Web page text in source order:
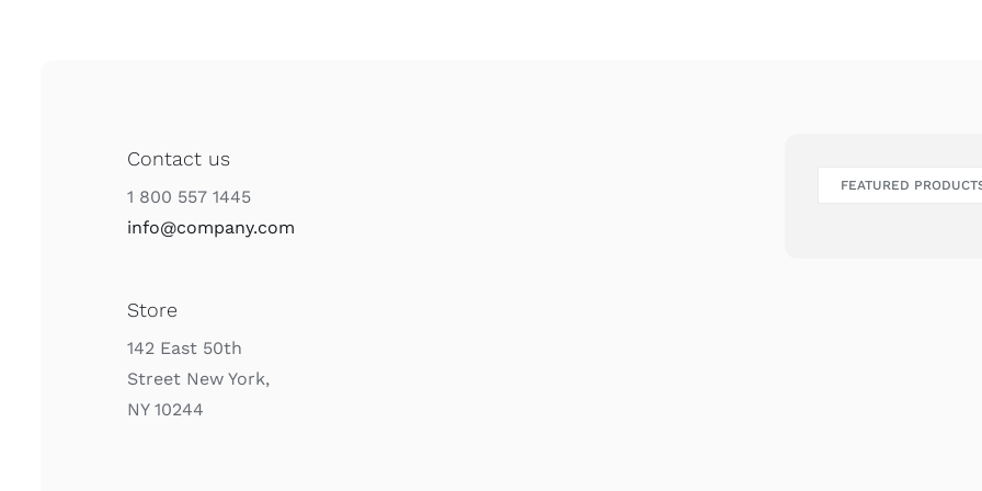
Contact us
1 800 557 1445
info@company.com
Store
142 East 50th
Street New York,
NY 10244
FEATURED